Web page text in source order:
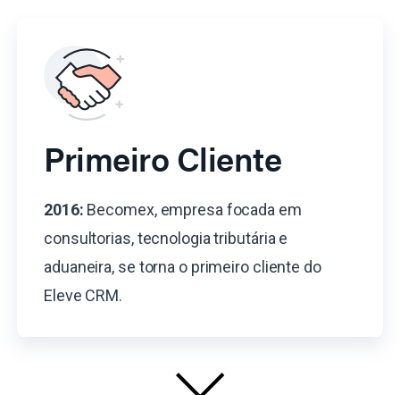
Primeiro Cliente
2016: Becomex, empresa focada em
consultorias, tecnologia tributária e
aduaneira, se torna o primeiro cliente do
Eleve CRM.